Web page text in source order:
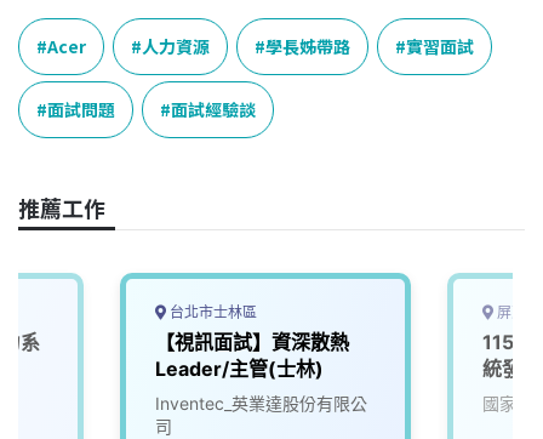
c
e
b
o
o
e
r
e
a
d
s
k
e
d
I
p
y
L
n
Acer 人力資源 學長姊帶路 實習面試
面試問題 面試經驗談
推薦工作
系
台北市士林區
【視訊面試】資深散熱
Leader/主管(士林)
Inventec_英業達股份有限公
司
屏東
115年
統發
國家中